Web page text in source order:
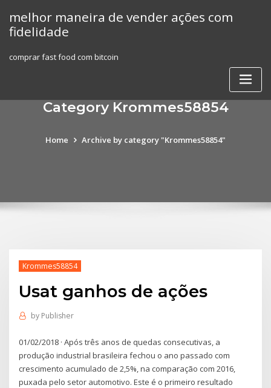
content
melhor maneira de vender ações com
fidelidade
comprar fast food com bitcoin
Category Krommes58854
Home Archive by category "Krommes58854"
Krommes58854
Usat ganhos de ações
by Publisher
01/02/2018 · Após três anos de quedas consecutivas, a
produção industrial brasileira fechou o ano passado com
crescimento acumulado de 2,5%, na comparação com 2016,
puxada pelo setor automotivo. Este é o primeiro resultado